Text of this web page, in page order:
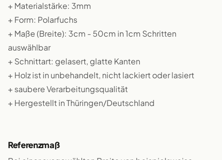
+ Materialstärke: 3mm
+ Form: Polarfuchs
+ Maße (Breite): 3cm - 50cm in 1cm Schritten
auswählbar
+ Schnittart: gelasert, glatte Kanten
+ Holz ist in unbehandelt, nicht lackiert oder lasiert
+ saubere Verarbeitungsqualität
+ Hergestellt in Thüringen/Deutschland
Referenzmaß